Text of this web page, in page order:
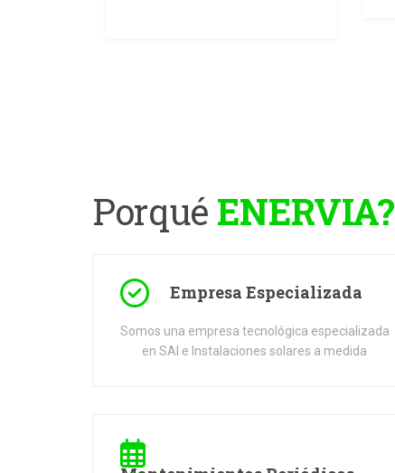
Porqué ENERVIA?
Empresa Especializada
Somos una empresa tecnológica especializada
en SAI e Instalaciones solares a medida